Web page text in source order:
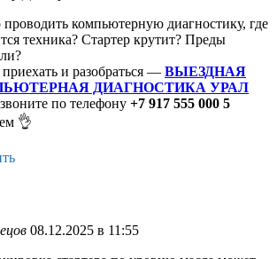
компьютерную диагностику, где
техника? Стартер крутит? Преды
и разобраться — ВЫЕЗДНАЯ
ДИАГНОСТИКА УРАЛ
по телефону +7 917 555 000 5
👌
08.12.2025 в 11:55